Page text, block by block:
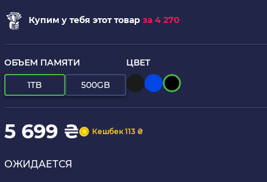
Купим у тебя этот товар за 4 270
ОБЪЕМ ПАМЯТИ
1TB 500GB
ЦВЕТ
5 699 ₴ Кешбек 113 ₴
ОЖИДАЕТСЯ